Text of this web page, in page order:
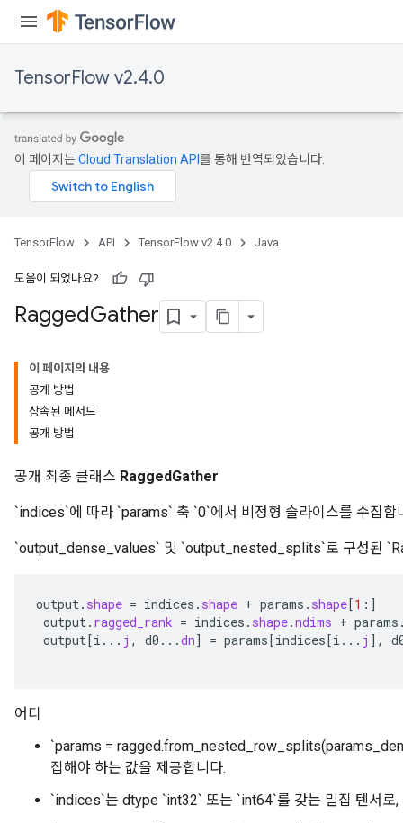
TensorFlow v2.4.0
이 페이지는Cloud Translation API 를 통해 번역되었습니다.
TensorFlow API TensorFlow v2.4.0 Java
도움이 되었나요?
RaggedGather
이 페이지의 내용
공개 방법
상속된 메서드
공개 방법
공개 최종 클래스 RaggedGather
`indices`에 따라 `params` 축 `0`에서 비정형 슬라이스를 수집합
`output_dense_values` 및 `output_nested_splits`로 구성된
output. shape = indices . shape + params . shape[1 : ]
output. ragged_rank = indices . shape.ndims + params
output[i ... j , d0 ...dn] = params[indices[i ... j ] ,
어디
`params =
집해야 하는 값을 제공합니다.
`indices`는 dtype `int32` 또는 `int64`를 갖는 밀집 텐서로,